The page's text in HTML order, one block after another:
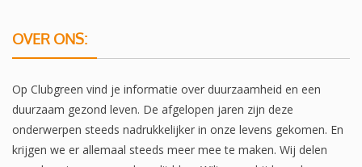
OVER ONS:
Op Clubgreen vind je informatie over duurzaamheid en een
duurzaam gezond leven. De afgelopen jaren zijn deze
onderwerpen steeds nadrukkelijker in onze levens gekomen. En
krijgen we er allemaal steeds meer mee te maken. Wij delen